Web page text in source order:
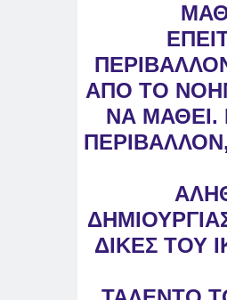
ΑΠΟ ΤΟ
ΝΑ ΜΑΘΕΙ.
ΔΙΚΕΣ ΤΟΥ